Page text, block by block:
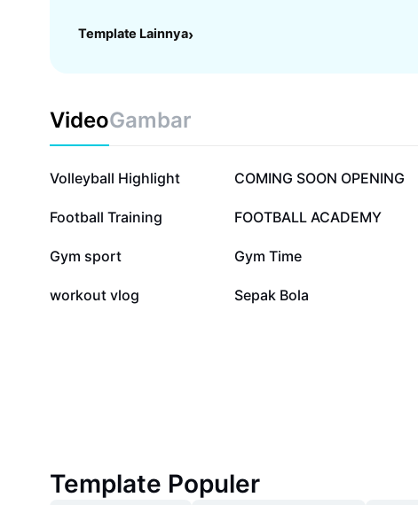
Template Lainnya›
VideoGambar
152,4 rb
Volleyball Highlight 114,4 rb
COMING SOON OPENING
12,7 rb
Football Training 6,9 rb
FOOTBALL ACADEMY
1,5 rb
Gym sport 1,5 rb
Gym Time
21
workout vlog 0
Sepak Bola
Template Populer